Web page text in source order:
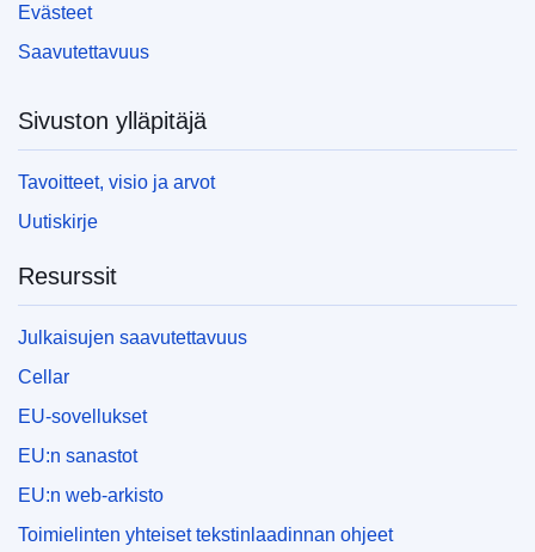
Evästeet
Saavutettavuus
Sivuston ylläpitäjä
Tavoitteet, visio ja arvot
Uutiskirje
Resurssit
Julkaisujen saavutettavuus
Cellar
EU-sovellukset
EU:n sanastot
EU:n web-arkisto
Toimielinten yhteiset tekstinlaadinnan ohjeet